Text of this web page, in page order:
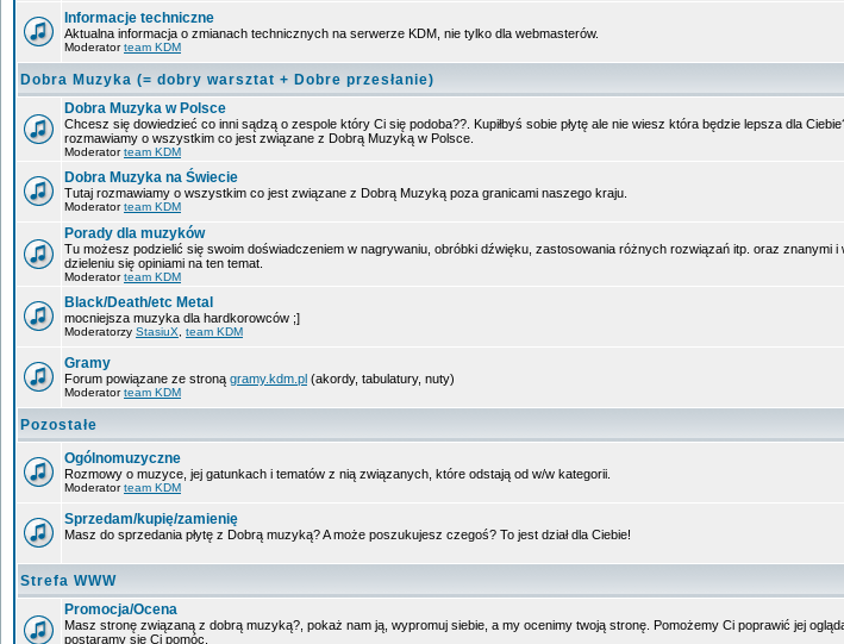
Informacje techniczne
Aktualna informacja o zmianach technicznych na serwerze KDM, nie tylko dla webmasterów.
Moderatorteam KDM
Dobra Muzyka (= dobry warsztat + Dobre przesłanie)
Dobra Muzyka w Polsce
Chcesz się dowiedzieć co inni sądzą o zespole który Ci się podoba??. Kupiłbyś sobie płytę ale nie wiesz która będzie lepsza dla
rozmawiamy o wszystkim co jest związane z Dobrą Muzyką w Polsce.
Moderatorteam KDM
Dobra Muzyka na Świecie
Tutaj rozmawiamy o wszystkim co jest związane z Dobrą Muzyką poza granicami naszego kraju.
Moderatorteam KDM
Porady dla muzyków
Tu możesz podzielić się swoim doświadczeniem w nagrywaniu, obróbki dźwięku, zastosowania różnych rozwiązań itp. oraz znanymi
dzieleniu się opiniami na ten temat.
Moderatorteam KDM
Black/Death/etc Metal
mocniejsza muzyka dla hardkorowców ;]
Moderatorzy StasiuX team KDM
Gramy
Forum powiązane ze stroną gramy.kdm.pl (akordy, tabulatury, nuty)
Moderatorteam KDM
Pozostałe
Ogólnomuzyczne
Rozmowy o muzyce, jej gatunkach i tematów z nią związanych, które odstają od w/w kategorii.
Moderatorteam KDM
Sprzedam/kupię/zamienię
Masz do sprzedania płytę z Dobrą muzyką? A może poszukujesz czegoś? To jest dział dla Ciebie!
Strefa WWW
Promocja/Ocena
Masz stronę związaną z dobrą muzyką?, pokaż nam ją, wypromuj siebie, a my ocenimy twoją stronę. Pomożemy Ci poprawić jej
postaramy się Ci pomóc.